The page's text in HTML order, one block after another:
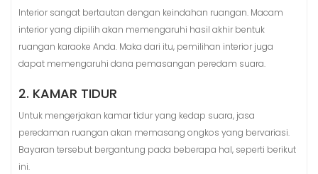
Interior sangat bertautan dengan keindahan ruangan. Macam
interior yang dipilih akan memengaruhi hasil akhir bentuk
ruangan karaoke Anda. Maka dari itu, pemilihan interior juga
dapat memengaruhi dana pemasangan peredam suara.
2. KAMAR TIDUR
Untuk mengerjakan kamar tidur yang kedap suara, jasa
peredaman ruangan akan memasang ongkos yang bervariasi.
Bayaran tersebut bergantung pada beberapa hal, seperti berikut
ini.